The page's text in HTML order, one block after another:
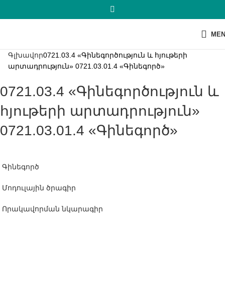
Գլխավոր0721.03.4 «Գինեգործություն և հյութերի
արտադրություն» 0721.03.01.4 «Գինեգործ»
0721.03.4 «Գինեգործություն և
հյութերի արտադրություն»
0721.03.01.4 «Գինեգործ»
Գինեգործ
Մոդուլային ծրագիր
Որակավորման նկարագիր